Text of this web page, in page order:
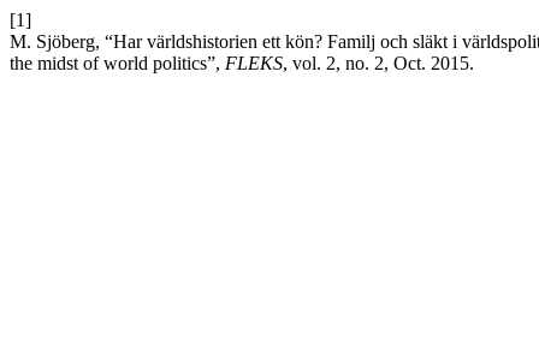
[1]
M. Sjöberg, “Har världshistorien ett kön? Familj och släkt i
the midst of world politics”, FLEKS, vol. 2, no. 2, Oct. 2015.